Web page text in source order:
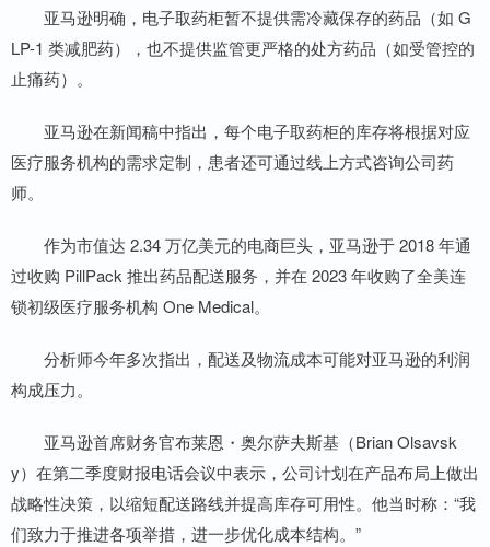
亚马逊明确，电子取药柜暂不提供需冷藏保存的药品（如 G
LP-1 类减肥药），也不提供监管更严格的处方药品（如受管控的
止痛药）。
亚马逊在新闻稿中指出，每个电子取药柜的库存将根据对应
医疗服务机构的需求定制，患者还可通过线上方式咨询公司药
师。
作为市值达 2.34 万亿美元的电商巨头，亚马逊于 2018 年通
过收购 PillPack 推出药品配送服务，并在 2023 年收购了全美连
锁初级医疗服务机构 One Medical。
分析师今年多次指出，配送及物流成本可能对亚马逊的利润
构成压力。
亚马逊首席财务官布莱恩・奥尔萨夫斯基（Brian Olsavsk
y）在第二季度财报电话会议中表示，公司计划在产品布局上做出
战略性决策，以缩短配送路线并提高库存可用性。他当时称：“我
们致力于推进各项举措，进一步优化成本结构。”